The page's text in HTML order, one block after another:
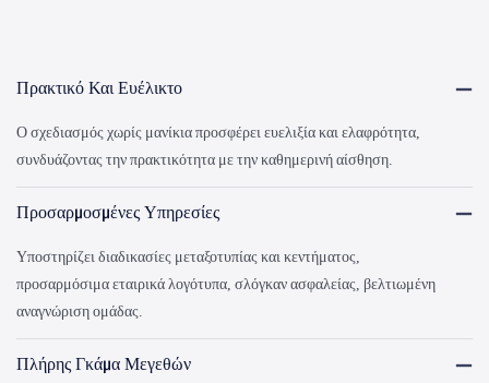
Πρακτικό Και Ευέλικτο
Ο σχεδιασμός χωρίς μανίκια προσφέρει ευελιξία και ελαφρότητα,
συνδυάζοντας την πρακτικότητα με την καθημερινή αίσθηση.
Προσαρμοσμένες Υπηρεσίες
Υποστηρίζει διαδικασίες μεταξοτυπίας και κεντήματος,
προσαρμόσιμα εταιρικά λογότυπα, σλόγκαν ασφαλείας, βελτιωμένη
αναγνώριση ομάδας.
Πλήρης Γκάμα Μεγεθών